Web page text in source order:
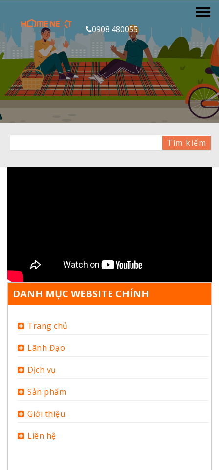
0908 480055
DANH MỤC WEBSITE CHÍNH
Trang chủ
Lãnh Đạo
Dịch vụ
Sản phẩm
Giới thiệu
Liên hệ